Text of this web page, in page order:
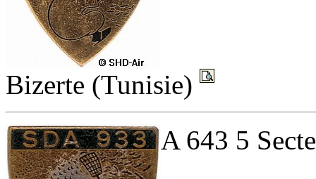
Bizerte (Tunisie)
A 643 5